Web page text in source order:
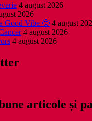
4 august 2026
2026
Good Vibe 🤩 4 august
4 august 2026
4 august 2026
articole și